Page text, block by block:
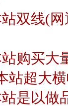
双线(
购买大
站超大
是以做